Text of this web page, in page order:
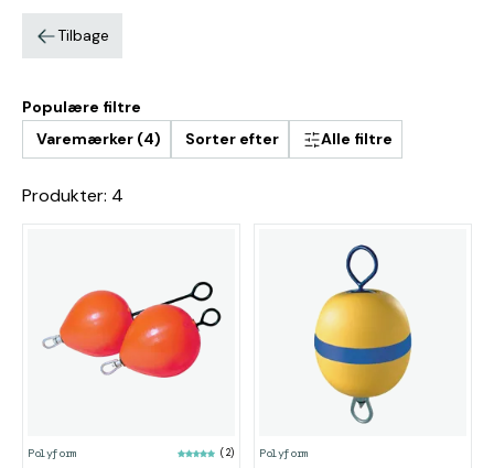
Tilbage
Populære filtre
Varemærker (4)
Sorter efter Alle filtre
Produkter: 4
Polyform (2) Polyform